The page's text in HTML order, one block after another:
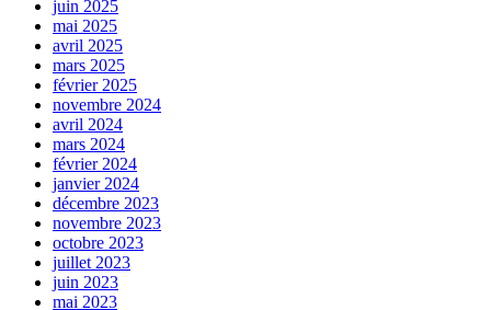
juin 2025
mai 2025
avril 2025
mars 2025
février 2025
novembre 2024
avril 2024
mars 2024
février 2024
janvier 2024
décembre 2023
novembre 2023
octobre 2023
juillet 2023
juin 2023
mai 2023